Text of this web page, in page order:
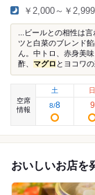
￥2,000～￥2,999
...ビールとの相性は
ツと白菜のブレンド
ん。中トロ、赤身美
酢、 マグロ とヨコワ
空席
情報
土
8/8
日
9
おいしいお店を